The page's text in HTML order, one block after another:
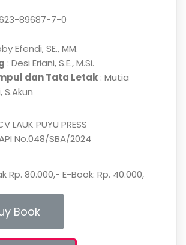
89687-7-0
Efendi, SE., MM.
: Desi Eriani, S.E., M.Si.
dan Tata Letak: Mutia
S.Akun
LAUK PUYU PRESS
No.048/SBA/2024
Rp. 80.000,- E-Book: Rp. 40.000,
Book